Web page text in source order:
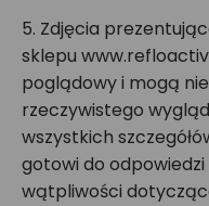
5. Zdjęcia
sklepu
poglądowy i mogą
rzeczywistego
wszystkich
gotowi do
wątpliwości